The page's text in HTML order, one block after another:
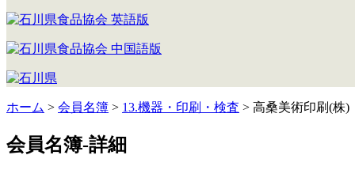
ホーム > 会員名簿 > 13.機器・印刷・検査 > 高桑美術印刷(株)
会員名簿-詳細